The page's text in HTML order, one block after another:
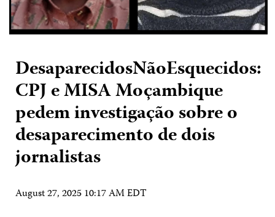
DesaparecidosNãoEsquecidos:
CPJ e MISA Moçambique
pedem investigação sobre o
desaparecimento de dois
jornalistas
August 27, 2025 10:17 AM EDT